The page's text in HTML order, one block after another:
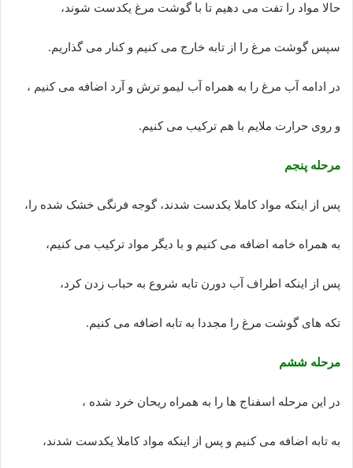
حالا مواد را تفت می دهیم تا با گوشت مرغ یکدست شوند،
سپس گوشت مرغ را از تابه خارج می کنیم و کنار می گذاریم.
در ادامه آب مرغ را به همراه آب لیمو ترش و آرد اضافه می کنیم ،
و روی حرارت ملایم با هم ترکیب می کنیم.
مرحله پنجم
پس از اینکه مواد کاملا یکدست شدند، گوجه فرنگی خشک شده را،
به همراه خامه اضافه می کنیم و با دیگر مواد ترکیب می کنیم،
پس از اینکه اطراف آب دورن تابه شروع به حباب زدن کرد،
تکه های گوشت مرغ را مجددا به تابه اضافه می کنیم.
مرحله ششم
در این مرحله اسفناج ها را به همراه ریحان خرد شده ،
به تابه اضافه می کنیم و پس از اینکه مواد کاملا یکدست شدند،